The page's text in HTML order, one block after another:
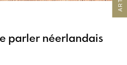
parler néerlandais